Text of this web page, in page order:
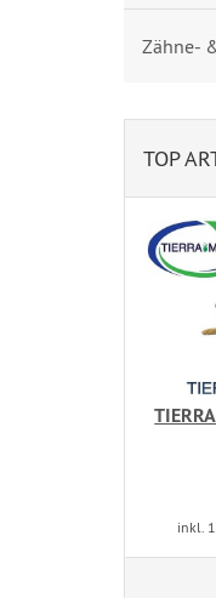
Zähne-
TOP
inkl.